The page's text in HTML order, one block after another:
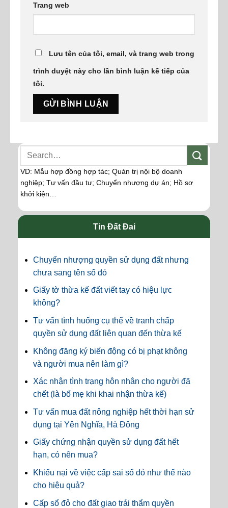
Trang web
Lưu tên của tôi, email, và trang web trong
trình duyệt này cho lần bình luận kế tiếp của
tôi.
VD: Mẫu hợp đồng hợp tác; Quản trị nội bộ doanh
nghiệp; Tư vấn đầu tư; Chuyển nhượng dự án; Hồ sơ
khởi kiện…
Tin Đất Đai
Chuyển nhượng quyền sử dụng đất nhưng
chưa sang tên sổ đỏ
Giấy tờ thừa kế đất viết tay có hiệu lực
không?
Tư vấn tình huống cụ thể về tranh chấp
quyền sử dụng đất liên quan đến thừa kế
Không đăng ký biến động có bị phạt không
và người mua nên làm gì?
Xác nhận tình trạng hôn nhân cho người đã
chết (là bố mẹ khi khai nhận thừa kế)
Tư vấn mua đất nông nghiệp hết thời hạn sử
dụng tại Yên Nghĩa, Hà Đông
Giấy chứng nhận quyền sử dụng đất hết
hạn, có nên mua?
Khiếu nại về việc cấp sai sổ đỏ như thế nào
cho hiệu quả?
Cấp sổ đỏ cho đất giao trái thẩm quyền